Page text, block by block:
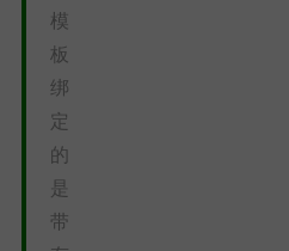
模
板
绑
定
的
是
带